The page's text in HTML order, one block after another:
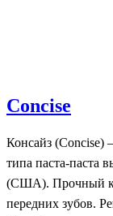
Concise
Консайз
типа паста-паста
(США). Прочный
передних зубов.